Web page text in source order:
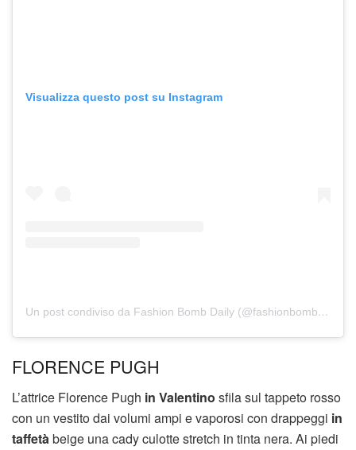
Visualizza questo post su Instagram
Un post condiviso da Fashion Bomb Daily (@fashionbombdaily)
FLORENCE PUGH
L’attrice Florence Pugh in Valentino sfila sul tappeto rosso
con un vestito dai volumi ampi e vaporosi con drappeggi in
taffetàbeige una cady culotte stretch in tinta nera. Ai piedi